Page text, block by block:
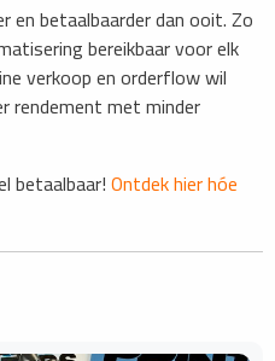
en betaalbaarder dan ooit. Zo
bereikbaar voor elk
verkoop en orderflow wil
rendement met minder
betaalbaar!Ontdek hier hóe